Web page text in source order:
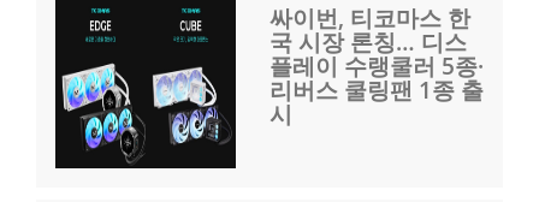
싸이번, 티코마스 한
국 시장 론칭… 디스
플레이 수랭쿨러 5종·
리버스 쿨링팬 1종 출
시